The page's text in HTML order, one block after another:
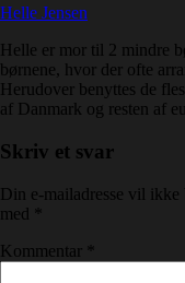
Helle Jensen
Helle er mor til 2 mindre
børnene, hvor der ofte
Herudover benyttes de
af Danmark og resten af
Skriv et svar
Din e-mailadresse vil ikke
med
Kommentar